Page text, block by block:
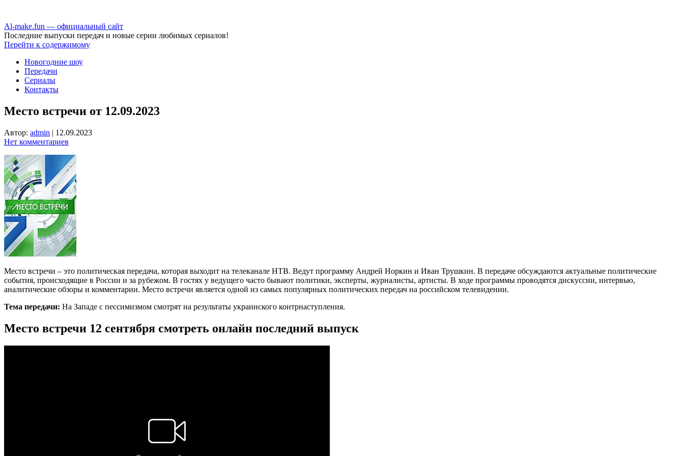
Аl-make.fun — официальный сайт
Последние выпуски передач и новые серии любимых сериалов!
Перейти к содержимому
Новогодние шоу
Передачи
Сериалы
Контакты
Место встречи от 12.09.2023
Автор: admin | 12.09.2023
Нет комментариев
Место встречи – это политическая передача, которая выходит на телеканале НТВ. Ведут программу Андрей Норкин и Иван Трушкин. В передаче обсуждаются актуальные политические
события, происходящие в России и за рубежом. В гостях у ведущего часто бывают политики, эксперты, журналисты, артисты. В ходе программы проводятся дискуссии, интервью,
аналитические обзоры и комментарии. Место встречи является одной из самых популярных политических передач на российском телевидении.
Тема передачи: На Западе с пессимизмом смотрят на результаты украинского контрнаступления.
Место встречи 12 сентября смотреть онлайн последний выпуск